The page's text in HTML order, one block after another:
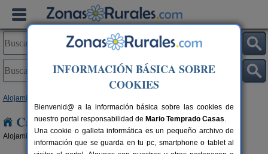
Alojamientos
Casas Rurales en Menorca
Alojamientos rurales para disfrutar del turismo rural en Menorca
INFORMACIÓN BÁSICA SOBRE
COOKIES
Bienvenid@ a la información básica sobre las cookies de
nuestro portal responsabilidad de Mario Temprado Casas.
Una cookie o galleta informática es un pequeño archivo de
información que se guarda en tu pc, smartphone o tablet al